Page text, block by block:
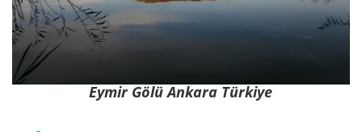
Eymir Gölü Ankara Türkiye